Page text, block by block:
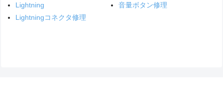
Lightning
Lightningコネクタ修理
音量ボタン修理